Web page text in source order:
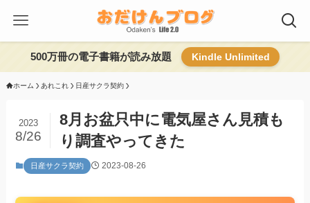
500万冊の電子書籍が読み放題 Kindle Unlimited
ホーム あれこれ 日産サクラ契約
8月お盆只中に電気屋さん見積も
り調査やってきた
2023
8/26
日産サクラ契約 2023-08-26